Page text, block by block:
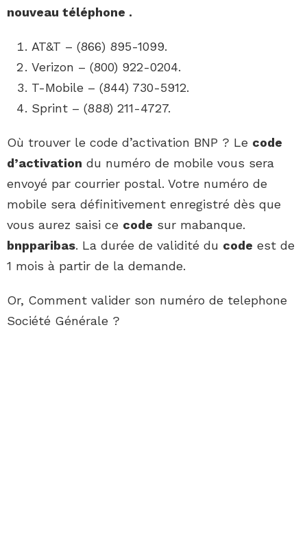
nouveau téléphone .
AT&T – (866) 895-1099.
Verizon – (800) 922-0204.
T-Mobile – (844) 730-5912.
Sprint – (888) 211-4727.
Où trouver le code d’activation BNP ? Le code
d’activation du numéro de mobile vous sera
envoyé par courrier postal. Votre numéro de
mobile sera définitivement enregistré dès que
vous aurez saisi ce code sur mabanque.
bnpparibas. La durée de validité du code est de
1 mois à partir de la demande.
Or, Comment valider son numéro de telephone
Société Générale ?